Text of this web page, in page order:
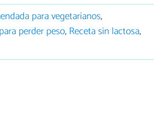
para vegetarianos,
perder peso,Receta sin lactosa,